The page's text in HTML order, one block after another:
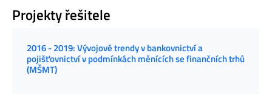
Projekty řešitele
2016 - 2019: Vývojové trendy v bankovnictví a
pojišťovnictví v podmínkách měnících se finančních trhů
(MŠMT)